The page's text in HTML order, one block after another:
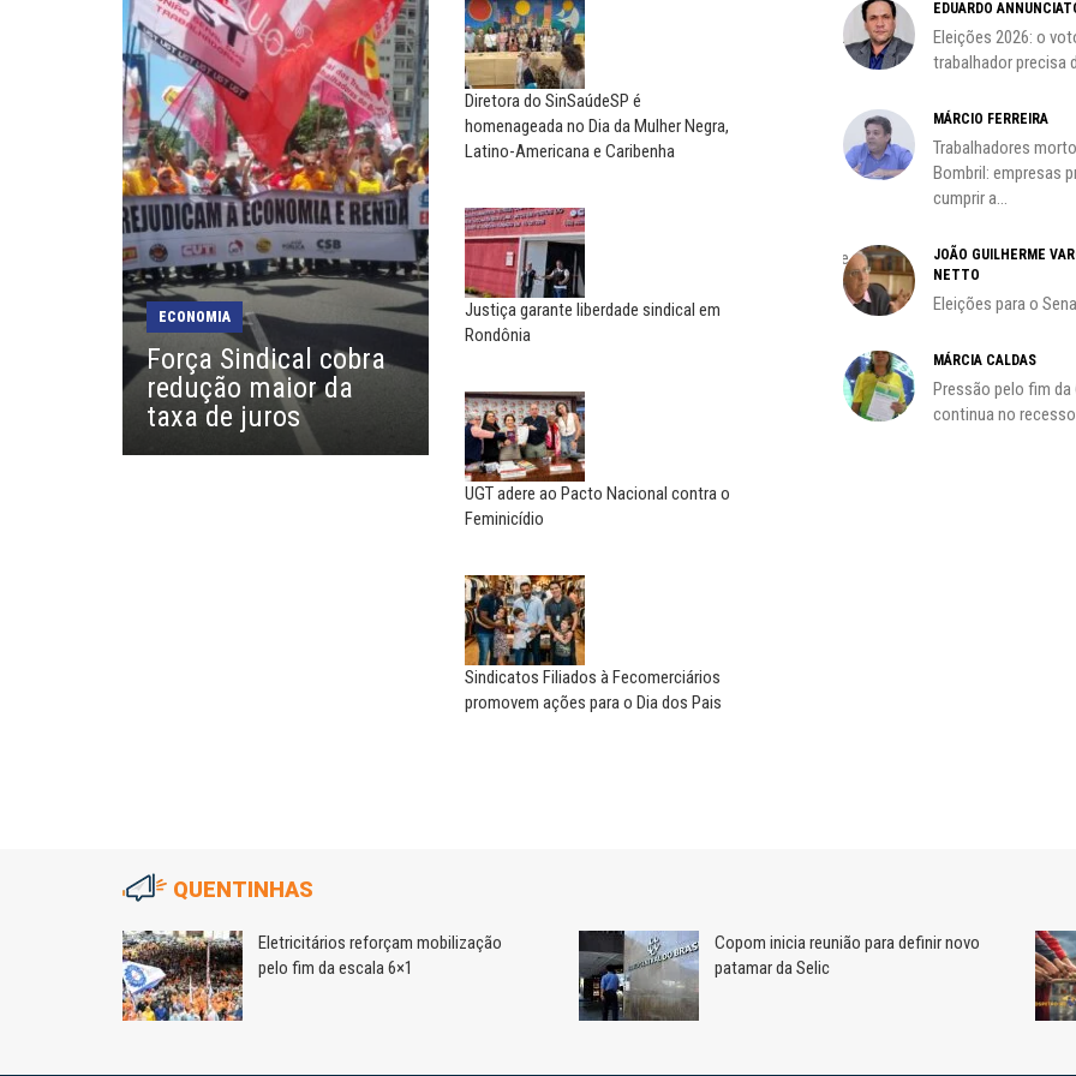
ECONOMIA
Força Sindical cobra
redução maior da
taxa de juros
Diretora do SinSaúdeSP é
homenageada no Dia da Mulher Negra,
Latino-Americana e Caribenha
Justiça garante liberdade sindical em
Rondônia
UGT adere ao Pacto Nacional contra o
Feminicídio
Sindicatos Filiados à Fecomerciários
promovem ações para o Dia dos Pais
EDUARDO ANNUNCIATO CHICÃO
Sem salário digno e proteção
social, não existe...
EUSÉBIO PINTO NETO
A fortaleza do sindicato
MARCOS VERLAINE
Nem reconstruir, nem
reinventar, o sindicalismo
precisa voltar...
SERGIO LUIZ LEITE (SERGINHO)
responsabilidade de todos
CARLOS LOPES
O resgate do nosso Estado
A geopolítica nas eleições de
EDUARDO
Eleições 2026: o
trabalhador precisa
MÁRCIO FERREIRA
Trabalhadores
Bombril: empresas
cumprir a...
JOÃO GUILHERME
NETTO
Eleições para o
MÁRCIA CALDAS
Pressão pelo fim da
continua no recesso...
QUENTINHAS
Eletricitários reforçam mobilização
pelo fim da escala 6×1
Copom inicia reunião para definir novo
patamar da Selic